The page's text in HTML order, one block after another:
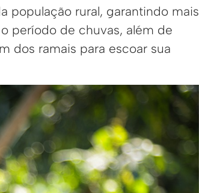
população rural, garantindo mais
período de chuvas, além de
dos ramais para escoar sua